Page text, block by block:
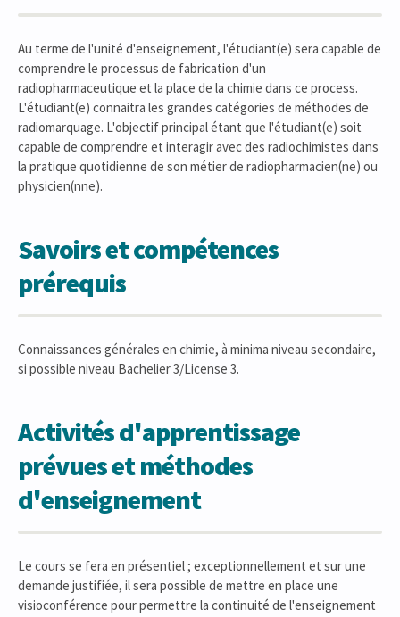
Au terme de l'unité d'enseignement, l'étudiant(e) sera capable de
comprendre le processus de fabrication d'un
radiopharmaceutique et la place de la chimie dans ce process.
L'étudiant(e) connaitra les grandes catégories de méthodes de
radiomarquage. L'objectif principal étant que l'étudiant(e) soit
capable de comprendre et interagir avec des radiochimistes dans
la pratique quotidienne de son métier de radiopharmacien(ne) ou
physicien(nne).
Savoirs et compétences
prérequis
Connaissances générales en chimie, à minima niveau secondaire,
si possible niveau Bachelier 3/License 3.
Activités d'apprentissage
prévues et méthodes
d'enseignement
Le cours se fera en présentiel ; exceptionnellement et sur une
demande justifiée, il sera possible de mettre en place une
visioconférence pour permettre la continuité de l'enseignement